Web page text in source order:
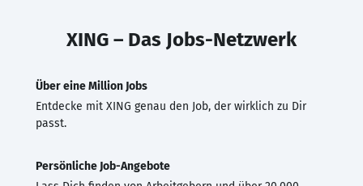
XING – Das Jobs-Netzwerk
Über eine Million Jobs
Entdecke mit XING genau den Job, der wirklich zu Dir
passt.
Persönliche Job-Angebote